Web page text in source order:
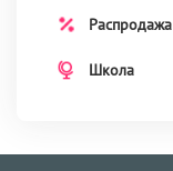
Распродажа
Школа